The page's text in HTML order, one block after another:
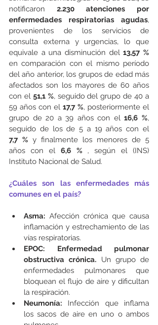
notificaron 2.230 atenciones por
enfermedades respiratorias agudas,
provenientes de los servicios de
consulta externa y urgencias, lo que
equivale a una disminución del 13,57 %
en comparación con el mismo período
del año anterior, los grupos de edad más
afectados son los mayores de 60 años
con el 51,1 %, seguido del grupo de 40 a
59 años con el 17,7 %, posteriormente el
grupo de 20 a 39 años con el 16,6 %,
7,7 % y finalmente los menores de 5
años con el 6,6 % , según el (INS)
Instituto Nacional de Salud.
¿Cuáles son las enfermedades más
comunes en el país?
Asma: Afección crónica que causa
inflamación y estrechamiento de las
vías respiratorias.
EPOC: Enfermedad pulmonar
obstructiva crónica. Un grupo de
enfermedades pulmonares que
bloquean el flujo de aire y dificultan
la respiración.
Neumonía: Infección que inflama
los sacos de aire en uno o ambos